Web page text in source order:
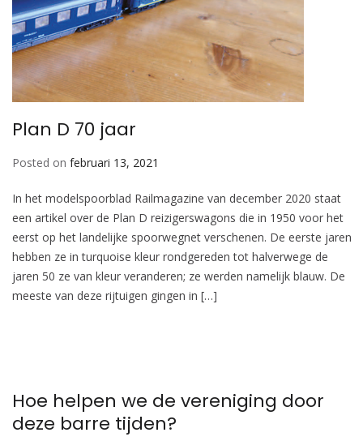
Plan D 70 jaar
Posted on februari 13, 2021
In het modelspoorblad Railmagazine van december 2020 staat
een artikel over de Plan D reizigerswagons die in 1950 voor het
eerst op het landelijke spoorwegnet verschenen. De eerste jaren
hebben ze in turquoise kleur rondgereden tot halverwege de
jaren 50 ze van kleur veranderen; ze werden namelijk blauw. De
meeste van deze rijtuigen gingen in […]
Hoe helpen we de vereniging door
deze barre tijden?